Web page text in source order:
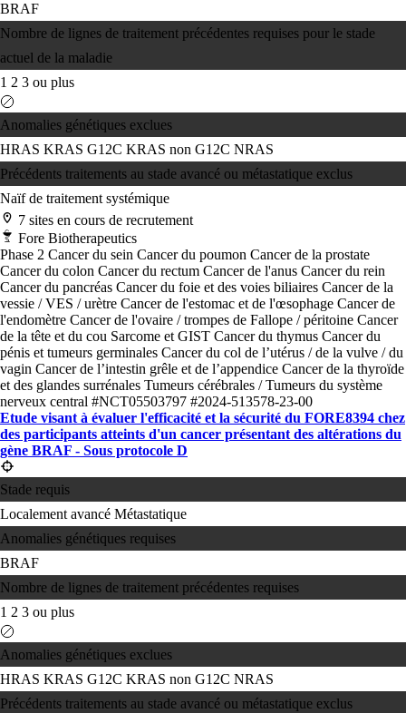
BRAF
Nombre de lignes de traitement précédentes requises pour le stade
actuel de la maladie
1 2 3 ou plus
Anomalies génétiques exclues
HRAS KRAS G12C KRAS non G12C NRAS
Précédents traitements au stade avancé ou métastatique exclus
Naïf de traitement systémique
7 sites en cours de recrutement
Fore Biotherapeutics
Phase 2 Cancer du sein Cancer du poumon Cancer de la prostate
Cancer du colon Cancer du rectum Cancer de l'anus Cancer du rein
Cancer du pancréas Cancer du foie et des voies biliaires Cancer de la
vessie / VES / urètre Cancer de l'estomac et de l'œsophage Cancer de
l'endomètre Cancer de l'ovaire / trompes de Fallope / péritoine Cancer
de la tête et du cou Sarcome et GIST Cancer du thymus Cancer du
pénis et tumeurs germinales Cancer du col de l’utérus / de la vulve / du
vagin Cancer de l’intestin grêle et de l’appendice Cancer de la thyroïde
et des glandes surrénales Tumeurs cérébrales / Tumeurs du système
nerveux central #NCT05503797 #2024-513578-23-00
Etude visant à évaluer l'efficacité et la sécurité du FORE8394 chez
des participants atteints d'un cancer présentant des altérations du
gène BRAF - Sous protocole D
Stade requis
Localement avancé Métastatique
Anomalies génétiques requises
BRAF
Nombre de lignes de traitement précédentes requises
1 2 3 ou plus
Anomalies génétiques exclues
HRAS KRAS G12C KRAS non G12C NRAS
Précédents traitements au stade avancé ou métastatique exclus